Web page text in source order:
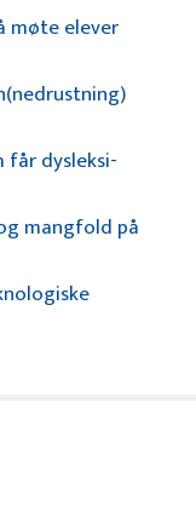
møte elever
får dysleksi-
mangfold på